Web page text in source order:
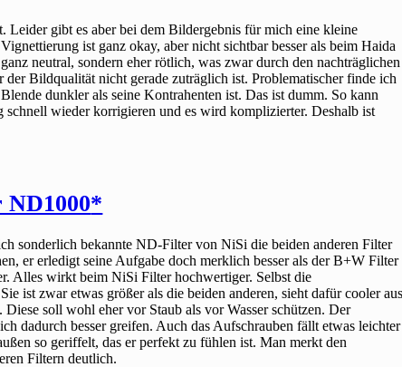
Leider gibt es aber bei dem Bildergebnis für mich eine kleine
ist ganz okay, aber nicht sichtbar besser als beim Haida
neutral, sondern eher rötlich, was zwar durch den nachträglichen
der Bildqualität nicht gerade zuträglich ist. Problematischer finde ich
dunkler als seine Kontrahenten ist. Das ist dumm. So kann
schnell wieder korrigieren und es wird komplizierter. Deshalb ist
sonderlich bekannte ND-Filter von NiSi die beiden anderen Filter
er erledigt seine Aufgabe doch merklich besser als der B+W Filter
Alles wirkt beim NiSi Filter hochwertiger. Selbst die
ist zwar etwas größer als die beiden anderen, sieht dafür cooler aus
soll wohl eher vor Staub als vor Wasser schützen. Der
dadurch besser greifen. Auch das Aufschrauben fällt etwas leichter
so geriffelt, das er perfekt zu fühlen ist. Man merkt den
Filtern deutlich.